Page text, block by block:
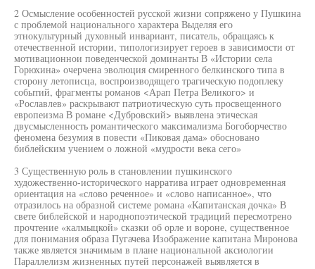
2 Осмысление особенностей русской жизни сопряжено у Пушкина
с проблемой национального характера Выделяя его
этнокультурный духовный инвариант, писатель, обращаясь к
отечественной истории, типологизирует героев в зависимости от
мотивационнои поведенческой доминанты В «Истории села
Горюхина» очерчена эволюция смиренного белкинского типа в
сторону летописца, воспроизводящего трагическую подоплеку
событий, фрагменты романов <Арап Петра Великого> и
«Рославлев» раскрывают патриотическую суть просвещенного
европеизма В романе <Дубровский> выявлена этическая
двусмысленность романтического максимализма Богоборчество
феномена безумия в повести «Пиковая дама» обосновано
библейским учением о ложной «мудрости века сего»
3 Существенную роль в становлении пушкинского
художественно-исторического нарратива играет одновременная
ориентация на «слово реченное» и «слово написанное», что
отразилось на образной системе романа «Капитанская дочка» В
свете библейской и народнопоэтической традиций пересмотрено
прочтение «калмыцкой» сказки об орле и вороне, существенное
для понимания образа Пугачева Изображение капитана Миронова
также является значимым в плане национальной аксиологии
Параллелизм жизненных путей персонажей выявляется в